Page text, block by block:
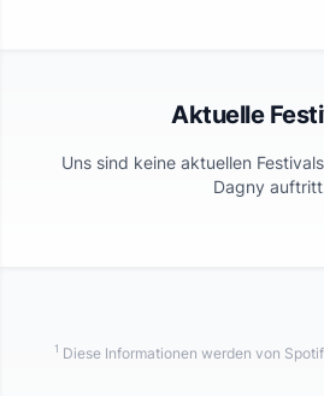
Aktuelle
Uns sind keine aktuellen
Dagny
1 Diese Informationen werden von